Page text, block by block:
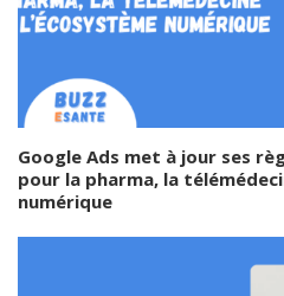
Google Ads met à jour ses
pour la pharma, la
numérique